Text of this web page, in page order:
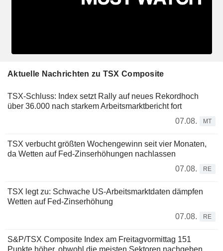
Aktuelle Nachrichten zu TSX Composite
TSX-Schluss: Index setzt Rally auf neues Rekordhoch
über 36.000 nach starkem Arbeitsmarktbericht fort
07.08.
MT
TSX verbucht größten Wochengewinn seit vier Monaten,
da Wetten auf Fed-Zinserhöhungen nachlassen
07.08.
RE
TSX legt zu: Schwache US-Arbeitsmarktdaten dämpfen
Wetten auf Fed-Zinserhöhung
07.08.
RE
S&P/TSX Composite Index am Freitagvormittag 151
Punkte höher, obwohl die meisten Sektoren nachgeben